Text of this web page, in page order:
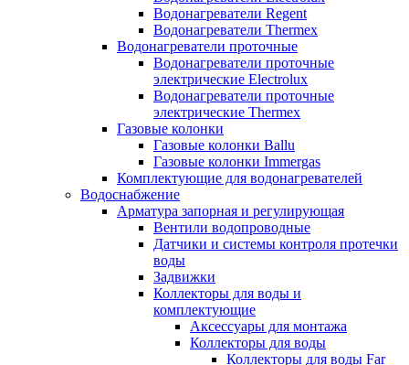
Водонагреватели Regent
Водонагреватели Thermex
Водонагреватели проточные
Водонагреватели проточные
электрические Electrolux
Водонагреватели проточные
электрические Thermex
Газовые колонки
Газовые колонки Ballu
Газовые колонки Immergas
Комплектующие для водонагревателей
Водоснабжение
Арматура запорная и регулирующая
Вентили водопроводные
Датчики и системы контроля протечки
воды
Задвижки
Коллекторы для воды и
комплектующие
Аксессуары для монтажа
Коллекторы для воды
Коллекторы для воды Far